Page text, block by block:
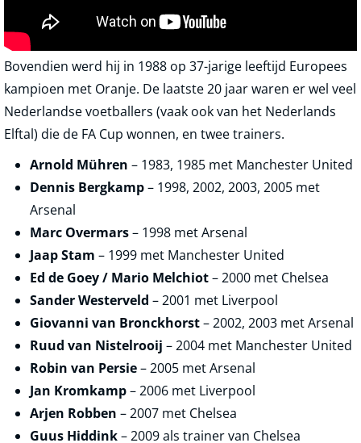
Bovendien werd hij in 1988 op 37-jarige leeftijd Europees
kampioen met Oranje. De laatste 20 jaar waren er wel veel
Nederlandse voetballers (vaak ook van het Nederlands
Elftal) die de FA Cup wonnen, en twee trainers.
Arnold Mühren – 1983, 1985 met Manchester United
Dennis Bergkamp– 1998, 2002, 2003, 2005 met
Arsenal
Marc Overmars– 1998 met Arsenal
Jaap Stam – 1999 met Manchester United
Ed de Goey / Mario Melchiot– 2000 met Chelsea
Sander Westerveld – 2001 met Liverpool
Giovanni van Bronckhorst– 2002, 2003 met Arsenal
Ruud van Nistelrooij – 2004 met Manchester United
Robin van Persie– 2005 met Arsenal
Jan Kromkamp– 2006 met Liverpool
Arjen Robben – 2007 met Chelsea
Guus Hiddink– 2009 als trainer van Chelsea